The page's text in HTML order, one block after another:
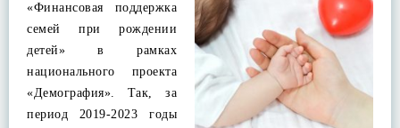
«Финансовая поддержка
семей при рождении
детей» в рамках
национального проекта
«Демография». Так, за
период 2019-2023 годы